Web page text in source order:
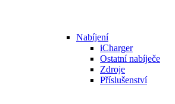
Nabíjení
iCharger
Ostatní nabíječe
Zdroje
Příslušenství